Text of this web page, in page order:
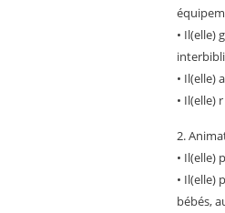
• Il(elle)
• Il(elle)
• Il(elle)
2.
• Il(elle)
• Il(elle)
bébés,